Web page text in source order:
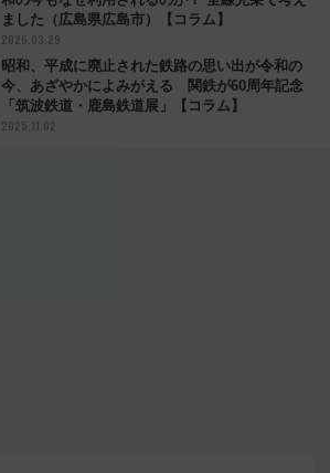
ました（広島県広島市）【コラム】
2026.03.29
昭和、平成に廃止された鉄路の思い出が令和の
今、あざやかによみがえる 関鉄が60周年記念
「筑波鉄道・鹿島鉄道展」【コラム】
2025.11.02